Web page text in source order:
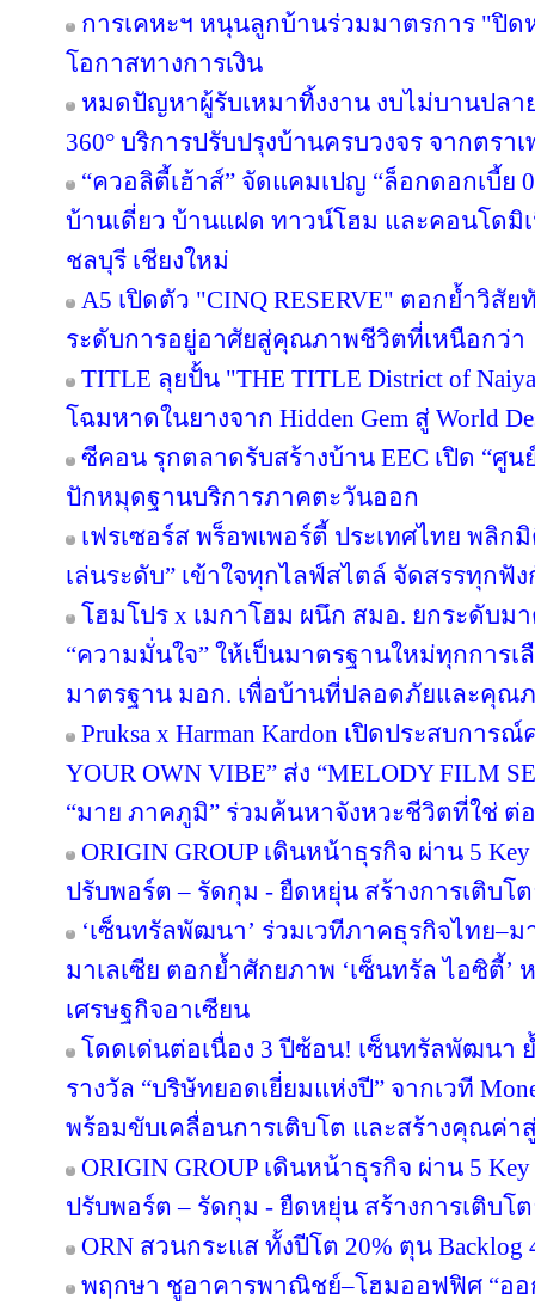
การเคหะฯ หนุนลูกบ้านร่วมมาตรการ "ปิ
โอกาสทางการเงิน
หมดปัญหาผู้รับเหมาทิ้งงาน งบไม่บานปลาย
360° บริการปรับปรุงบ้านครบวงจร จากตรา
“ควอลิตี้เฮ้าส์” จัดแคมเปญ “ล็อกดอกเบี้ย
บ้านเดี่ยว บ้านแฝด ทาวน์โฮม และคอนโดมิ
ชลบุรี เชียงใหม่
A5 เปิดตัว "CINQ RESERVE" ตอกย้ำวิสัย
ระดับการอยู่อาศัยสู่คุณภาพชีวิตที่เหนือกว่า
TITLE ลุยปั้น "THE TITLE District of
โฉมหาดในยางจาก Hidden Gem สู่ World
ซีคอน รุกตลาดรับสร้างบ้าน EEC เปิด “ศู
ปักหมุดฐานบริการภาคตะวันออก
เฟรเซอร์ส พร็อพเพอร์ตี้ ประเทศไทย พลิ
เล่นระดับ” เข้าใจทุกไลฟ์สไตล์ จัดสรรทุกฟั
โฮมโปร x เมกาโฮม ผนึก สมอ. ยกระดับม
“ความมั่นใจ” ให้เป็นมาตรฐานใหม่ทุกการ
มาตรฐาน มอก. เพื่อบ้านที่ปลอดภัยและคุณ
Pruksa x Harman Kardon เปิดประสบกา
YOUR OWN VIBE” ส่ง “MELODY FILM
“มาย ภาคภูมิ” ร่วมค้นหาจังหวะชีวิตที่ใช่ ต่
ORIGIN GROUP เดินหน้าธุรกิจ ผ่าน 5
ปรับพอร์ต – รัดกุม - ยืดหยุ่น สร้างการเติบโ
‘เซ็นทรัลพัฒนา’ ร่วมเวทีภาคธุรกิจไทย–ม
มาเลเซีย ตอกย้ำศักยภาพ ‘เซ็นทรัล ไอซิตี้
เศรษฐกิจอาเซียน
โดดเด่นต่อเนื่อง 3 ปีซ้อน! เซ็นทรัลพัฒนา
รางวัล “บริษัทยอดเยี่ยมแห่งปี” จากเวที
พร้อมขับเคลื่อนการเติบโต และสร้างคุณค่า
ORIGIN GROUP เดินหน้าธุรกิจ ผ่าน 5
ปรับพอร์ต – รัดกุม - ยืดหยุ่น สร้างการเติบโ
ORN สวนกระแส ทั้งปีโต 20% ตุน
พฤกษา ชูอาคารพาณิชย์–โฮมออฟฟิศ “ออ